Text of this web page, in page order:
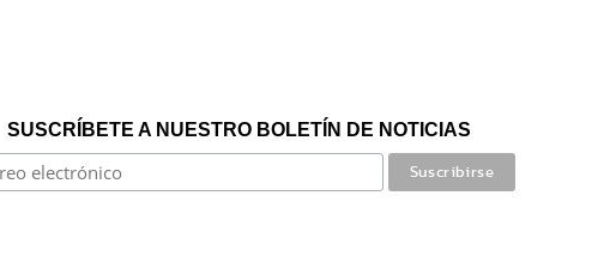
SUSCRÍBETE A NUESTRO BOLETÍN DE NOTICIAS